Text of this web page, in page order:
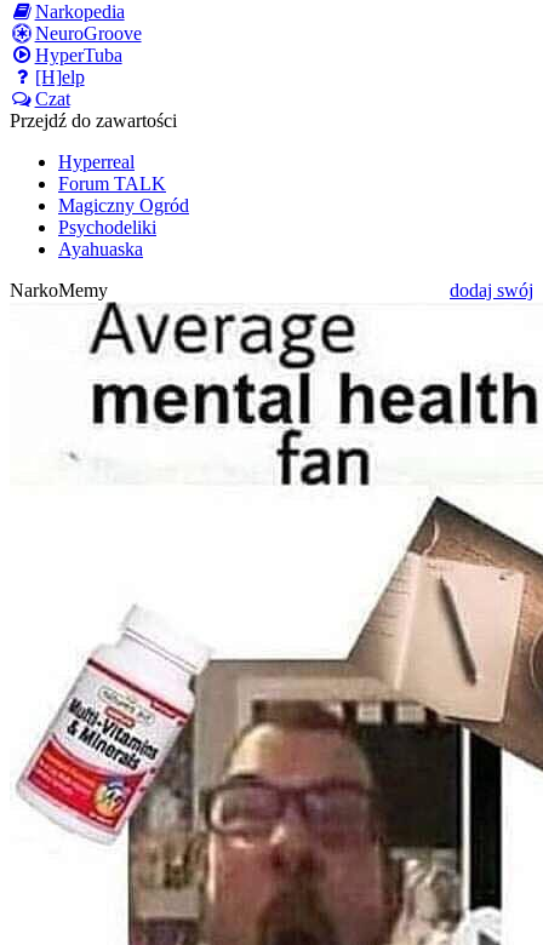
Narkopedia
NeuroGroove
HyperTuba
[H]elp
Czat
Przejdź do zawartości
Hyperreal
Forum TALK
Magiczny Ogród
Psychodeliki
Ayahuaska
NarkoMemy
dodaj swój